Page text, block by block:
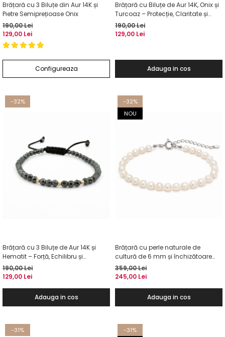
Brățară cu 3 Biluțe din Aur 14K și
Pietre Semiprețioase Onix
190,00 Lei
129,00 Lei
Configureaza
Brățară cu Biluțe de Aur 14K, Onix și
Turcoaz – Protecție, Claritate și
Liniște
190,00 Lei
129,00 Lei
Adauga in cos
-32%
Brățară cu 3 Biluțe de Aur 14K și
Hematit – Forță, Echilibru și
Încredere
190,00 Lei
129,00 Lei
Adauga in cos
-32%
NOU
Brățară cu perle naturale de
cultură de 6 mm și închizătoare
din argint
359,00 Lei
245,00 Lei
Adauga in cos
-31%
-31%